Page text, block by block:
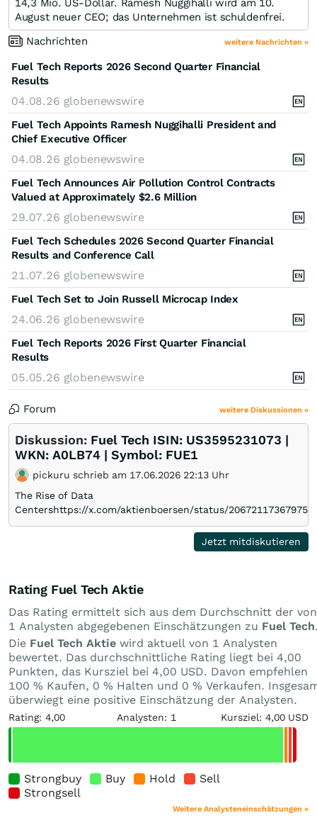
14,3 Mio. US-Dollar. Ramesh Nuggihalli wird am 10.
August neuer CEO; das Unternehmen ist schuldenfrei.
Nachrichten
weitere Nachrichten »
Fuel Tech Reports 2026 Second Quarter Financial
Results
04.08.26 globenewswire
Fuel Tech Appoints Ramesh Nuggihalli President and
Chief Executive Officer
04.08.26 globenewswire
Fuel Tech Announces Air Pollution Control Contracts
Valued at Approximately $2.6 Million
29.07.26 globenewswire
Fuel Tech Schedules 2026 Second Quarter Financial
Results and Conference Call
21.07.26 globenewswire
Fuel Tech Set to Join Russell Microcap Index
24.06.26 globenewswire
Fuel Tech Reports 2026 First Quarter Financial
Results
05.05.26 globenewswire
Forum weitere Diskussionen »
Diskussion: Fuel Tech ISIN: US3595231073 |
WKN: A0LB74 | Symbol: FUE1
pickuru schrieb am 17.06.2026 22:13 Uhr
The Rise of Data
Centershttps://x.com/aktienboersen/status/
Jetzt mitdiskutieren
Rating Fuel Tech Aktie
Das Rating ermittelt sich aus dem Durchschnitt der von
1 Analysten abgegebenen Einschätzungen zu Fuel Tech
Die Fuel Tech Aktie wird aktuell von 1 Analysten
bewertet. Das durchschnittliche Rating liegt bei 4,00
Punkten, das Kursziel bei 4,00 USD. Davon empfehlen
100 % Kaufen, 0 % Halten und 0 % Verkaufen.
überwiegt eine positive Einschätzung der Analysten.
Rating: 4,00 Analysten: 1 Kursziel: 4,00 USD
Strongbuy Buy Hold
Sell
Strongsell
Weitere Analysteneinschätzungen »